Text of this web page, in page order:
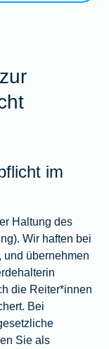
im
Haltung des
Wir haften bei
und übernehmen
die Reiter*innen
Bei
Sie als